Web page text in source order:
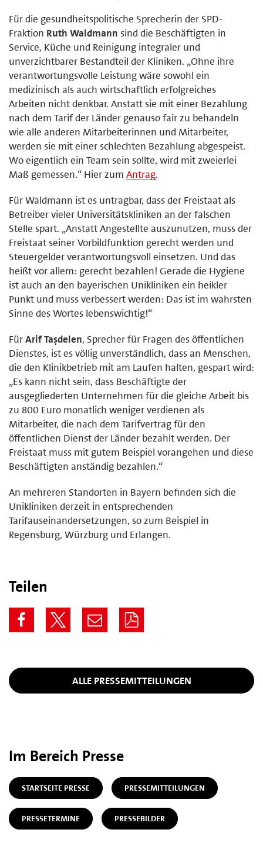
Für die gesundheitspolitische Sprecherin der SPD-
Fraktion Ruth Waldmann sind die Beschäftigten in
Service, Küche und Reinigung integraler und
unverzichtbarer Bestandteil der Kliniken. „Ohne ihre
verantwortungsvolle Leistung wäre sowohl ein
medizinisch als auch wirtschaftlich erfolgreiches
Arbeiten nicht denkbar. Anstatt sie mit einer Bezahlung
nach dem Tarif der Länder genauso fair zu behandeln
wie alle anderen Mitarbeiterinnen und Mitarbeiter,
werden sie mit einer schlechten Bezahlung abgespeist.
Wo eigentlich ein Team sein sollte, wird mit zweierlei
Maß gemessen.“ Hier zum Antrag.
Für Waldmann ist es untragbar, dass der Freistaat als
Betreiber vieler Universitätskliniken an der falschen
Stelle spart. „Anstatt Angestellte auszunutzen, muss der
Freistaat seiner Vorbildfunktion gerecht werden und
Steuergelder verantwortungsvoll einsetzen. Und das
heißt vor allem: gerecht bezahlen! Gerade die Hygiene
ist auch an den bayerischen Unikliniken ein heikler
Punkt und muss verbessert werden: Das ist im wahrsten
Sinne des Wortes lebenswichtig!“
FürArif Taşdelen, Sprecher für Fragen des öffentlichen
Dienstes, ist es völlig unverständlich, dass an Menschen,
die den Klinikbetrieb mit am Laufen halten, gespart wird:
„Es kann nicht sein, dass Beschäftigte der
ausgegliederten Unternehmen für die gleiche Arbeit bis
zu 800 Euro monatlich weniger verdienen als
Mitarbeiter, die nach dem Tarifvertrag für den
öffentlichen Dienst der Länder bezahlt werden. Der
Freistaat muss mit gutem Beispiel vorangehen und diese
Beschäftigten anständig bezahlen.“
An mehreren Standorten in Bayern befinden sich die
Unikliniken derzeit in entsprechenden
Tarifauseinandersetzungen, so zum Beispiel in
Regensburg, Würzburg und Erlangen.
Teilen
ALLE PRESSEMITTEILUNGEN
Im Bereich Presse
STARTSEITE PRESSE PRESSEMITTEILUNGEN
PRESSETERMINE PRESSEBILDER